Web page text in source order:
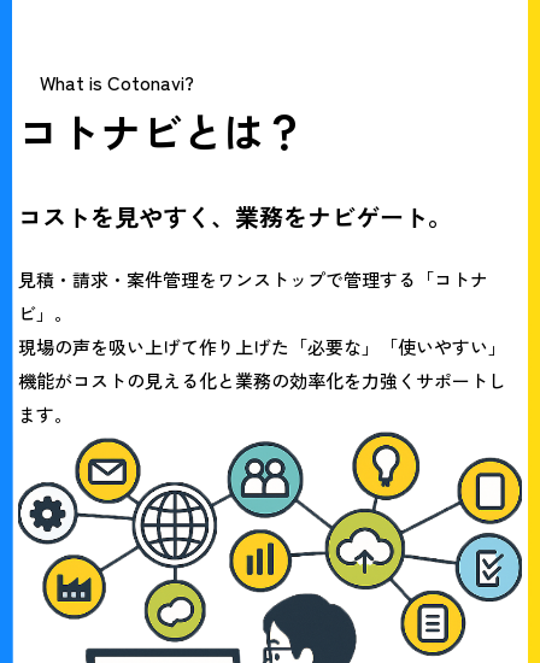
What is Cotonavi?
コトナビとは？
コストを見やすく、業務をナビゲート。
見積・請求・案件管理をワンストップで管理する 「コトナ
ビ」 。
現場の声を吸い上げて作り上げた「必要な」「使いやすい」
機能がコストの見える化と業務の効率化を力強くサポートし
ます。